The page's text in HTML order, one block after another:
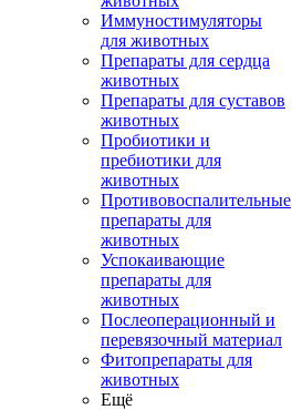
Иммуностимуляторы
для животных
Препараты для сердца
животных
Препараты для суставов
животных
Пробиотики и
пребиотики для
животных
Противовоспалительные
препараты для
животных
Успокаивающие
препараты для
животных
Послеоперационный и
перевязочный материал
Фитопрепараты для
животных
Ещё